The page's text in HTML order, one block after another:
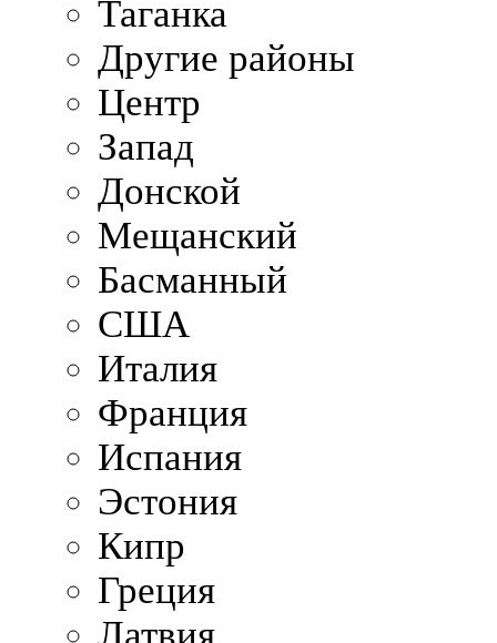
Таганка
Другие районы
Центр
Запад
Донской
Мещанский
Басманный
США
Италия
Франция
Испания
Эстония
Кипр
Греция